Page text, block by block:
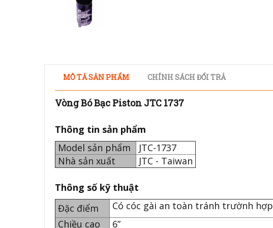
MÔ TẢ SẢN PHẨM CHÍNH SÁCH ĐỔI TRẢ
Vòng Bó Bạc Piston JTC 1737
Thông tin sản phẩm
Model sản phẩm
JTC-1737
Nhà sản xuất
JTC - Taiwan
Thông số kỹ thuật
Đặc điểm
Có cóc gài an toàn tránh trườnh
Chiều cao
6”